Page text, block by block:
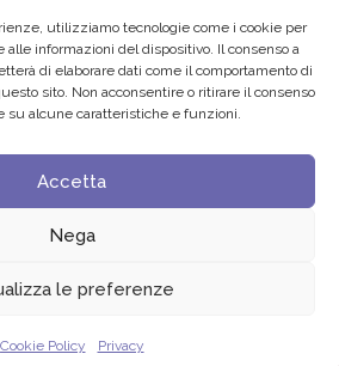
utilizziamo tecnologie come i cookie per
informazioni del dispositivo. Il consenso a
di elaborare dati come il comportamento di
sito. Non acconsentire o ritirare il consenso
su alcune caratteristiche e funzioni.
Accetta
Nega
le preferenze
Cookie Policy Privacy
artificiale? Contro i nuovi
una governance condivisa»
Hub Higher Education